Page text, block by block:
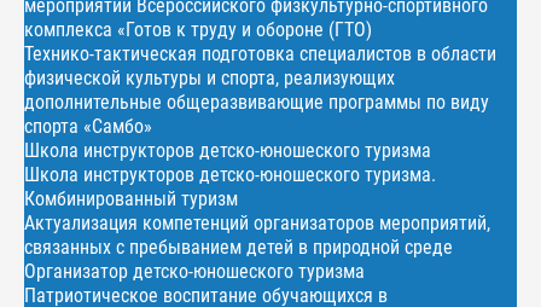
мероприятий Всероссийского физкультурно-спортивного
комплекса «Готов к труду и обороне (ГТО)
Технико-тактическая подготовка специалистов в области
физической культуры и спорта, реализующих
дополнительные общеразвивающие программы по виду
спорта «Самбо»
Школа инструкторов детско-юношеского туризма
Школа инструкторов детско-юношеского туризма.
Комбинированный туризм
Актуализация компетенций организаторов мероприятий,
связанных с пребыванием детей в природной среде
Организатор детско-юношеского туризма
Патриотическое воспитание обучающихся в